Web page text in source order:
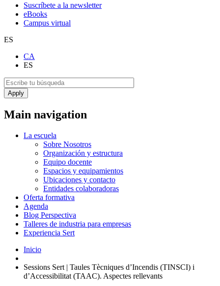
Suscríbete a la newsletter
eBooks
Campus virtual
ES
CA
ES
Main navigation
La escuela
Sobre Nosotros
Organización y estructura
Equipo docente
Espacios y equipamientos
Ubicaciones y contacto
Entidades colaboradoras
Oferta formativa
Agenda
Blog Perspectiva
Talleres de industria para empresas
Experiencia Sert
Inicio
Sessions Sert | Taules Tècniques d’Incendis (TINSCI) i
d’Accessibilitat (TAAC). Aspectes rellevants